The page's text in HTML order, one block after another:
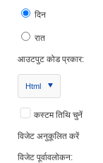
दिन
रात
आउटपुट कोड प्रकार:
Html
कस्टम तिथि चुनें
विजेट अनुकूलित करें
विजेट पूर्वावलोकन: